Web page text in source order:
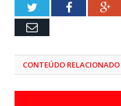
TwitterFacebook
Email
CONTEÚDO RELACIONADO